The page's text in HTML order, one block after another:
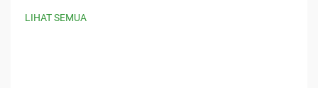
LIHAT SEMUA